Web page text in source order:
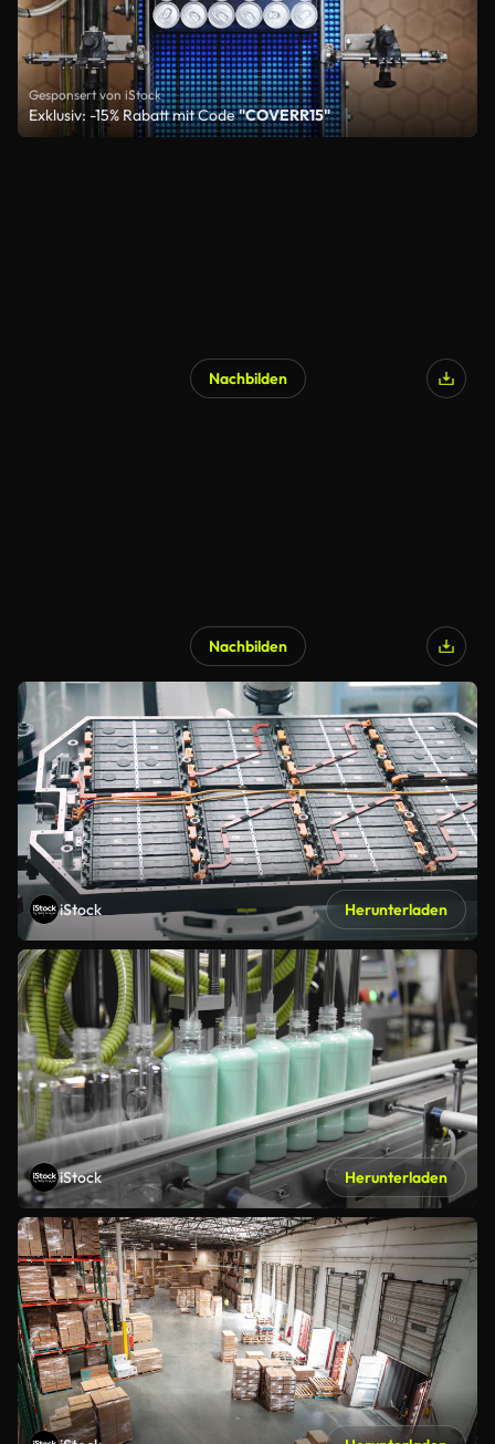
Gesponsert von iStock
Exklusiv: -15% Rabatt mit Code"COVERR15"
Nachbilden
Nachbilden
iStock Herunterladen
iStock Herunterladen